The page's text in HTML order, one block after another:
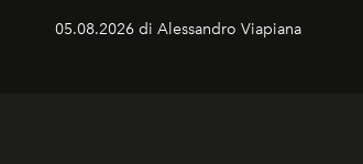
05.08.2026 di Alessandro Viapiana